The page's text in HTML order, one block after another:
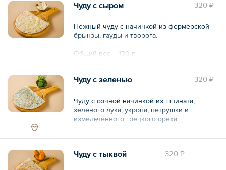
320 ₽
Чуду с сыром
Нежный чуду с начинкой из фермерской
брынзы, гауды и творога.
Общий вес – 130 г
320 ₽
Чуду с зеленью
Чуду с сочной начинкой из шпината,
зеленого лука, укропа, петрушки и
измельчённого грецкого ореха.
Общий вес – 130 г
320 ₽
Чуду с тыквой